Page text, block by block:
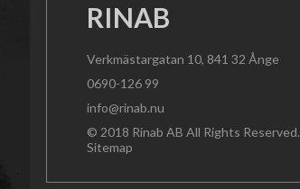
RINAB
Verkmästargatan 10, 841 32 Ånge
0690-126 99
info@rinab.nu
© 2018 Rinab AB All Rights Reserved.
Sitemap